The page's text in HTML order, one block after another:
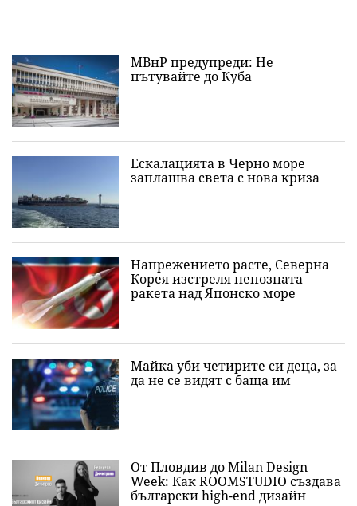
МВнР предупреди: Не
пътувайте до Куба
Ескалацията в Черно море
заплашва света с нова криза
Напрежението расте, Северна
Корея изстреля непозната
ракета над Японско море
Майка уби четирите си деца, за
да не се видят с баща им
От Пловдив до Milan Design
Week: Как ROOMSTUDIO създава
български high-end дизайн